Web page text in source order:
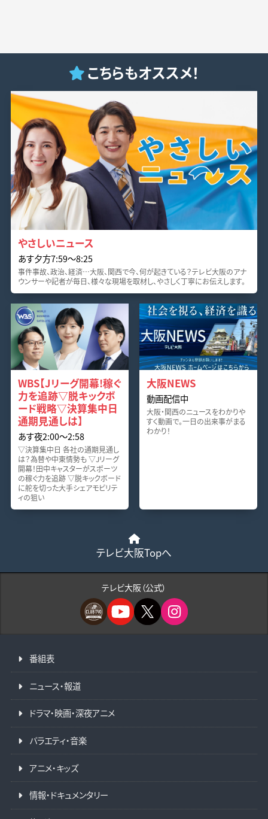
こちらもオススメ！
やさしいニュース
あす夕方7:59〜8:25
事件事故、政治、経済…大阪、関西で今、何が起きている？テレビ大阪のアナ
ウンサーや記者が毎日、様々な現場を取材し、やさしく丁寧にお伝えします。
WBS【Jリーグ開幕!稼ぐ
力を追跡▽脱キックボ
ード戦略▽決算集中日
通期見通しは】
あす夜2:00〜2:58
▽決算集中日 各社の通期見通し
は？為替や中東情勢も ▽Jリーグ
開幕！田中キャスターがスポーツ
の稼ぐ力を追跡 ▽脱キックボード
に舵を切った大手シェアモビリテ
ィの狙い
大阪NEWS
動画配信中
大阪・関西のニュースをわかりや
すく動画で。一日の出来事がまる
わかり！
テレビ大阪Topへ
テレビ大阪（公式）
番組表
ニュース・報道
ドラマ・映画・深夜アニメ
バラエティ・音楽
アニメ・キッズ
情報・ドキュメンタリー